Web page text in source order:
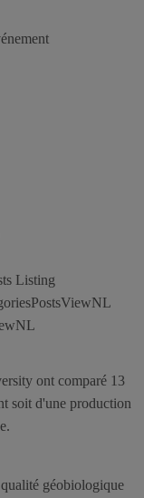
Listing
ont comparé 13
soit d'une production
géobiologique